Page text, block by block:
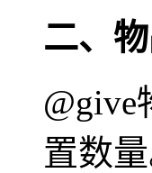
二、
置数